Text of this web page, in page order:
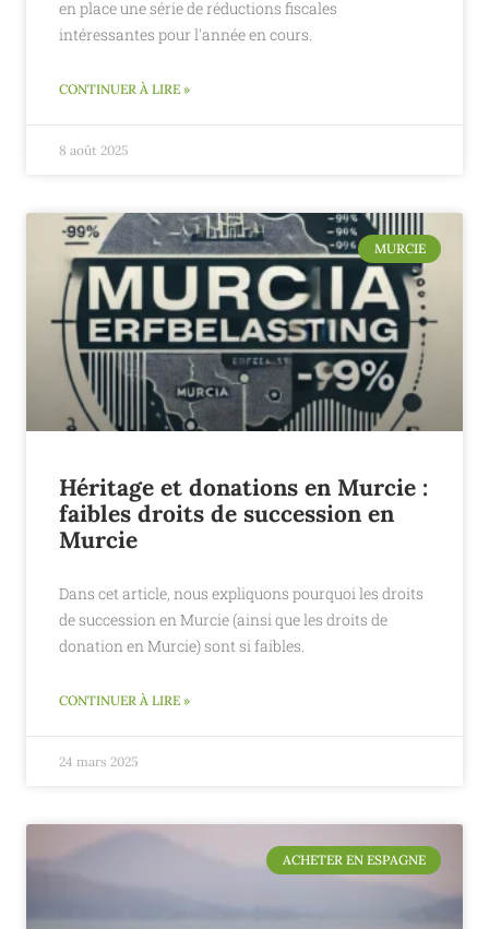
en place une série de réductions fiscales
intéressantes pour l'année en cours.
CONTINUER À LIRE »
8 août 2025
MURCIE
Héritage et donations en Murcie :
faibles droits de succession en
Murcie
Dans cet article, nous expliquons pourquoi les droits
de succession en Murcie (ainsi que les droits de
donation en Murcie) sont si faibles.
CONTINUER À LIRE »
24 mars 2025
ACHETER EN ESPAGNE